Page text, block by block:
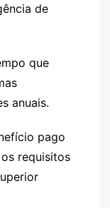
de
que
anuais.
pago
requisitos